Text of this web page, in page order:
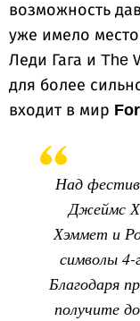
возможность
уже имело
Леди Гага и The
для более
входит в мир
Над
Джеймс
Хэммет и
символы 4-
Благодаря
получите